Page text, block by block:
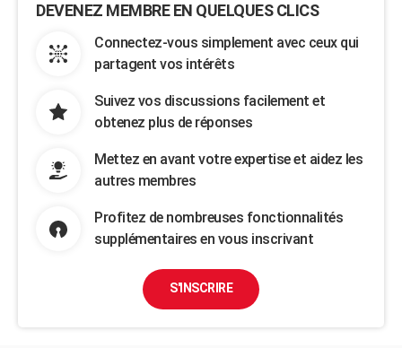
DEVENEZ MEMBRE EN QUELQUES CLICS
Connectez-vous simplement avec ceux qui
partagent vos intérêts
Suivez vos discussions facilement et
obtenez plus de réponses
Mettez en avant votre expertise et aidez les
autres membres
Profitez de nombreuses fonctionnalités
supplémentaires en vous inscrivant
S'INSCRIRE